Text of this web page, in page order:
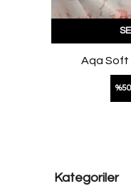
Aqa Soft
%50
Kategoriler